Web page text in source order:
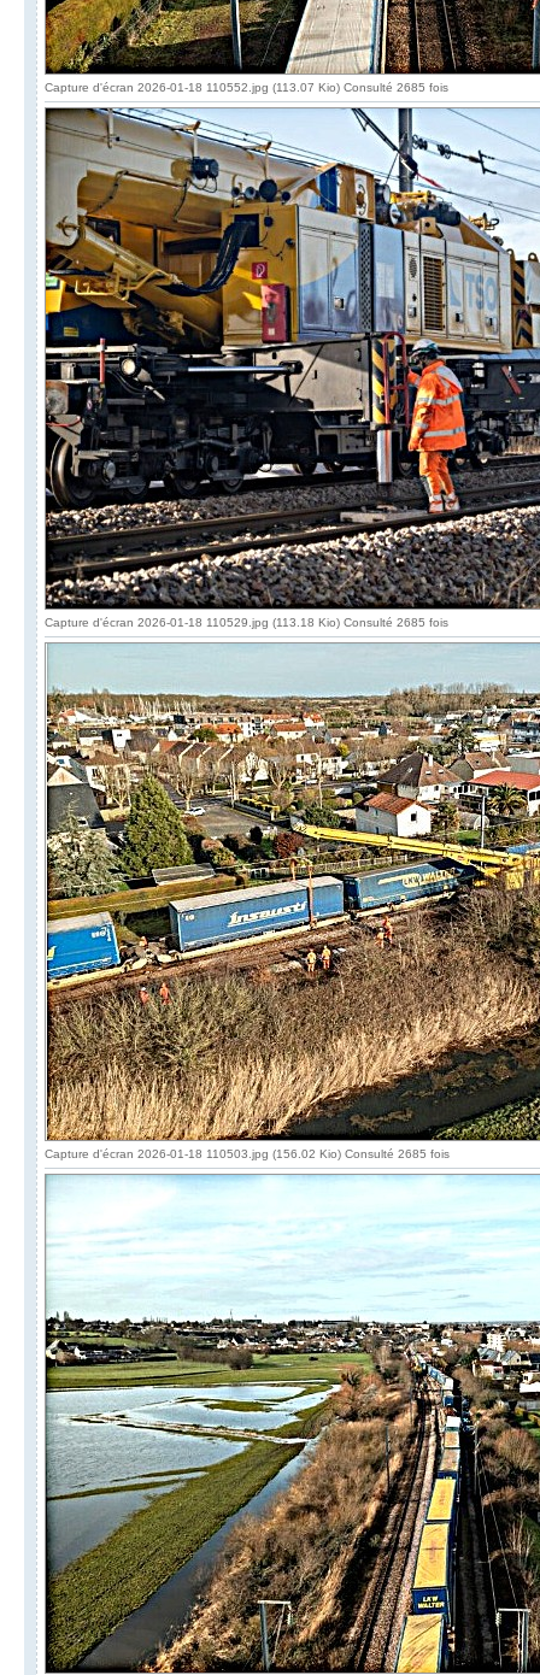
Capture d'écran 2026-01-18 110552.jpg (113.07 Kio) Consulté 2685 fois
Capture d'écran 2026-01-18 110529.jpg (113.18 Kio) Consulté 2685 fois
Capture d'écran 2026-01-18 110503.jpg (156.02 Kio) Consulté 2685 fois